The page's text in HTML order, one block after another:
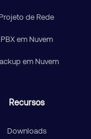
Projeto de Rede
PBX em Nuvem
em Nuvem
Recursos
Downloads